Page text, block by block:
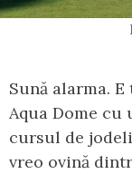
Sună alarma.
Aqua Dome cu
cursul de
vreo ovină